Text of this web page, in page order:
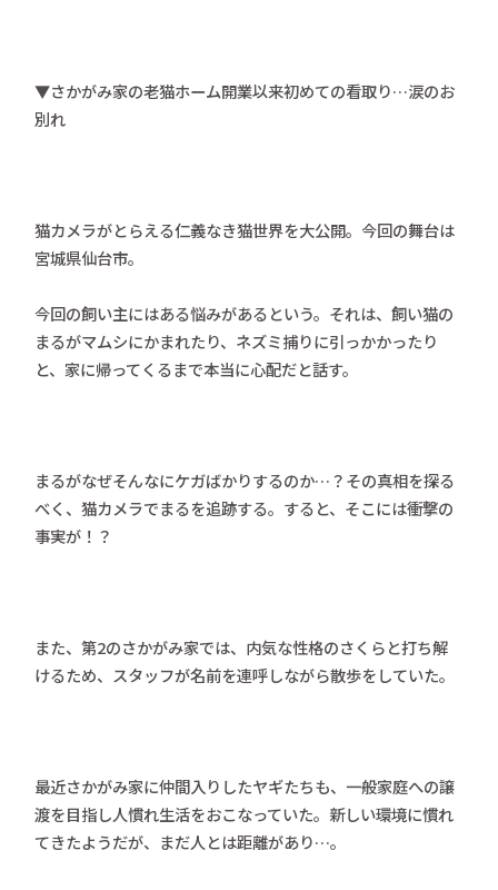
▼さかがみ家の老猫ホーム開業以来初めての看取り…涙のお
別れ
猫カメラがとらえる仁義なき猫世界を大公開。今回の舞台は
宮城県仙台市。
今回の飼い主にはある悩みがあるという。それは、飼い猫の
まるがマムシにかまれたり、ネズミ捕りに引っかかったり
と、家に帰ってくるまで本当に心配だと話す。
まるがなぜそんなにケガばかりするのか…？その真相を探る
べく、猫カメラでまるを追跡する。すると、そこには衝撃の
事実が！？
また、第2のさかがみ家では、内気な性格のさくらと打ち解
けるため、スタッフが名前を連呼しながら散歩をしていた。
最近さかがみ家に仲間入りしたヤギたちも、一般家庭への譲
渡を目指し人慣れ生活をおこなっていた。新しい環境に慣れ
てきたようだが、まだ人とは距離があり…。